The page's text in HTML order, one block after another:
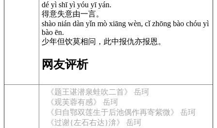
dé yì shī yì yóu yī yán.
得意失意由一言。
shào nián dàn yǐn mò xiāng wèn, cǐ zhōng bào chóu yì
bào ēn.
少年但饮莫相问，此中报仇亦报恩。
网友评析
《题王谌潜泉蛙吹二首》 岳珂
《观芙蓉有感》 岳珂
《归自鄂双莲生于后池偶作再寄紫微》 岳珂
《过谢{左石右达}渰》 岳珂